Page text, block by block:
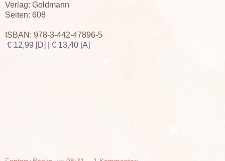
Verlag: Goldmann
Seiten: 608
ISBAN: 978-3-442-47896-5
€ 12,99 [D]
€ 13,40 [A]